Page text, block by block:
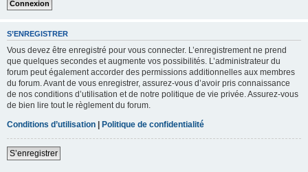
S’ENREGISTRER
Vous devez être enregistré pour vous connecter. L’enregistrement ne prend
que quelques secondes et augmente vos possibilités. L’administrateur du
forum peut également accorder des permissions additionnelles aux membres
du forum. Avant de vous enregistrer, assurez-vous d’avoir pris connaissance
de nos conditions d’utilisation et de notre politique de vie privée. Assurez-vous
de bien lire tout le règlement du forum.
Conditions d’utilisation | Politique de confidentialité
S’enregistrer